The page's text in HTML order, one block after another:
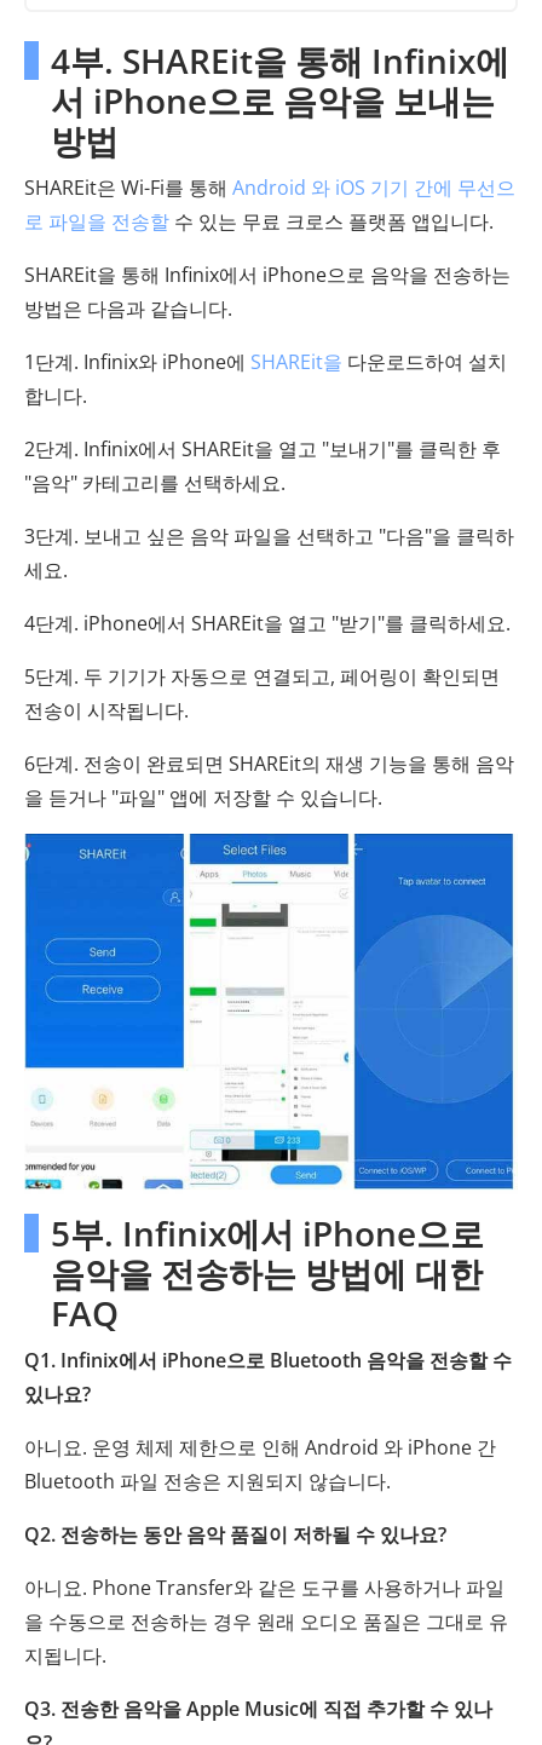
4부. SHAREit을 통해 Infinix에
서 iPhone으로 음악을 보내는
방법
SHAREit은 Wi-Fi를 통해 Android 와 iOS 기기 간에 무선으
로 파일을 전송할 수 있는 무료 크로스 플랫폼 앱입니다.
SHAREit을 통해 Infinix에서 iPhone으로 음악을 전송하는
방법은 다음과 같습니다.
1단계. Infinix와 iPhone에 SHAREit을 다운로드하여 설치
합니다.
2단계. Infinix에서 SHAREit을 열고 "보내기"를 클릭한 후
"음악" 카테고리를 선택하세요.
3단계. 보내고 싶은 음악 파일을 선택하고 "다음"을 클릭하
세요.
4단계. iPhone에서 SHAREit을 열고 "받기"를 클릭하세요.
5단계. 두 기기가 자동으로 연결되고, 페어링이 확인되면
전송이 시작됩니다.
6단계. 전송이 완료되면 SHAREit의 재생 기능을 통해 음악
을 듣거나 "파일" 앱에 저장할 수 있습니다.
5부. Infinix에서 iPhone으로
음악을 전송하는 방법에 대한
FAQ
Q1. Infinix에서 iPhone으로 Bluetooth 음악을 전송할 수
있나요?
아니요. 운영 체제 제한으로 인해 Android 와 iPhone 간
Bluetooth 파일 전송은 지원되지 않습니다.
Q2. 전송하는 동안 음악 품질이 저하될 수 있나요?
아니요. Phone Transfer와 같은 도구를 사용하거나 파일
을 수동으로 전송하는 경우 원래 오디오 품질은 그대로 유
지됩니다.
Q3. 전송한 음악을 Apple Music에 직접 추가할 수 있나